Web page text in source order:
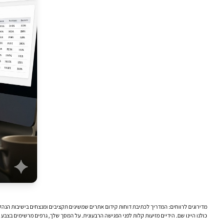
מדירוגים לרווחים: המדריך לכתיבת דוחות קידום אתרים שמשיגים תקציבים ומנצחים בישיבות